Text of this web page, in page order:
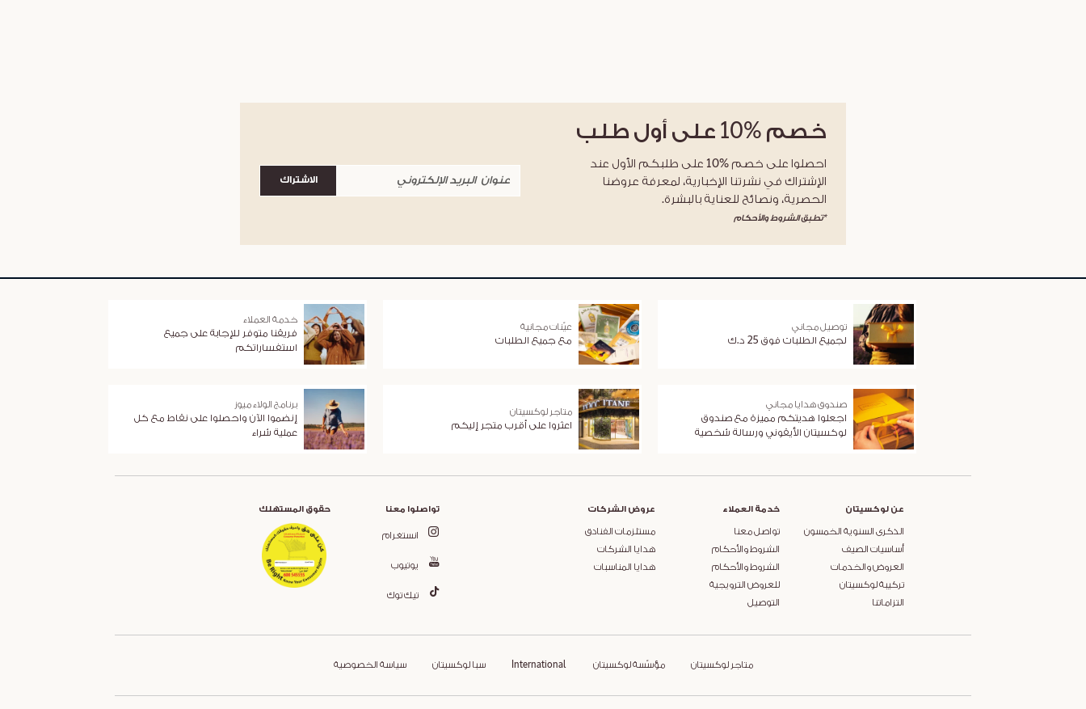
خصم %10 على أول طلب
احصلوا على خصم %10 على طلبكم الأول عند
الإشتراك في نشرتنا الإخبارية، لمعرفة عروضنا
الحصرية، ونصائح للعناية بالبشرة.
*تطبق الشروط والأحكام
الاشتراك
توصيل مجاني
لجميع الطلبات فوق 25 د.ك
عيّنات مجانية
مع جميع الطلبات
خدمة العملاء
فريقنا متوفر للإجابة على جميع
استفساراتكم
صندوق هدايا مجاني
اجعلوا هديتكم مميزة مع صندوق
لوكسيتان الأيقوني ورسالة شخصية
متاجر لوكسيتان
اعثروا على أقرب متجر إليكم
برنامج الولاء ميوز
إنضموا الآن واحصلوا على نقاط مع كل
عملية شراء
عن لوكسيتان
الذكرى السنوية الخمسون
أساسيات الصيف
العروض والخدمات
تركيبة لوكسيتان
التزاماتنا
خدمة العملاء
تواصل معنا
الشروط والأحكام
الشروط والأحكام
للعروض الترويجية
التوصيل
عروض الشركات
مستلزمات الفنادق
هدايا الشركات
هدايا المناسبات
تواصلوا معنا
انستغرام
يوتيوب
تيك توك
حقوق المستهلك
متاجر لوكسيتان مؤسّسة لوكسيتان International سبا لوكسيتان سياسة الخصوصية